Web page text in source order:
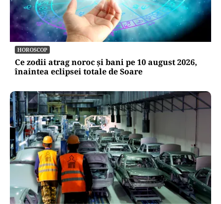
HOROSCOP
Ce zodii atrag noroc și bani pe 10 august 2026,
înaintea eclipsei totale de Soare